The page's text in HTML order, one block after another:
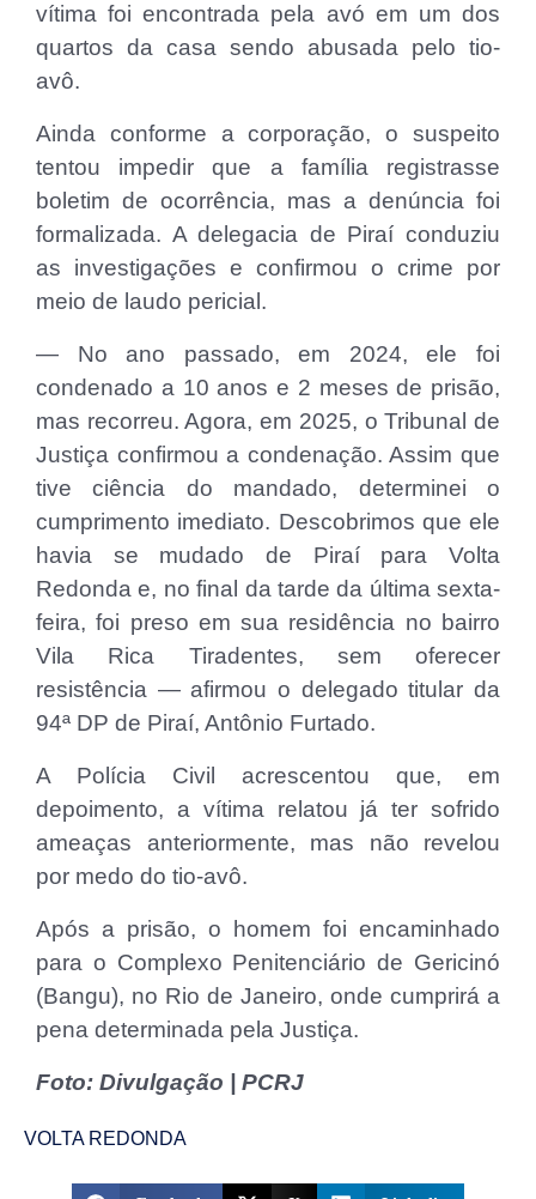
vítima foi encontrada pela avó em um dos
quartos da casa sendo abusada pelo tio-
avô.
Ainda conforme a corporação, o suspeito
tentou impedir que a família registrasse
boletim de ocorrência, mas a denúncia foi
formalizada. A delegacia de Piraí conduziu
as investigações e confirmou o crime por
meio de laudo pericial.
— No ano passado, em 2024, ele foi
condenado a 10 anos e 2 meses de prisão,
mas recorreu. Agora, em 2025, o Tribunal de
Justiça confirmou a condenação. Assim que
tive ciência do mandado, determinei o
cumprimento imediato. Descobrimos que ele
havia se mudado de Piraí para Volta
Redonda e, no final da tarde da última sexta-
feira, foi preso em sua residência no bairro
Vila Rica Tiradentes, sem oferecer
resistência — afirmou o delegado titular da
94ª DP de Piraí, Antônio Furtado.
A Polícia Civil acrescentou que, em
depoimento, a vítima relatou já ter sofrido
ameaças anteriormente, mas não revelou
por medo do tio-avô.
Após a prisão, o homem foi encaminhado
para o Complexo Penitenciário de Gericinó
(Bangu), no Rio de Janeiro, onde cumprirá a
pena determinada pela Justiça.
Foto: Divulgação | PCRJ
VOLTA REDONDA